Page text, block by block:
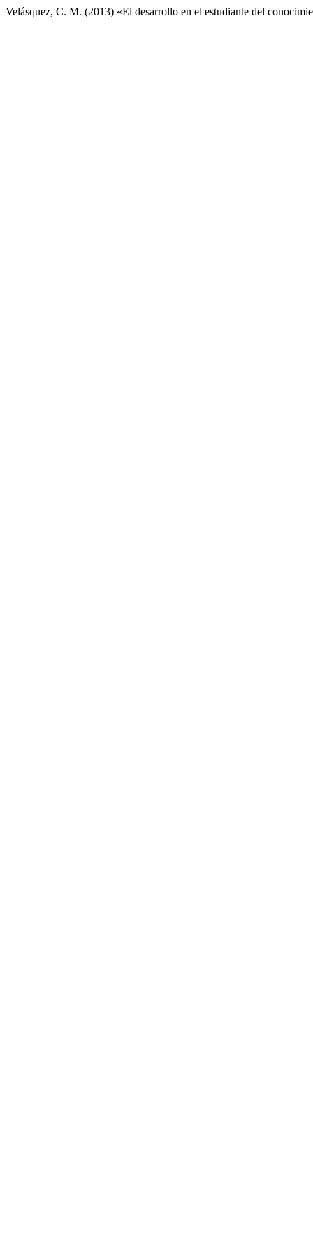
Velásquez, C. M. (2013) «El desarrollo en el estudiante del